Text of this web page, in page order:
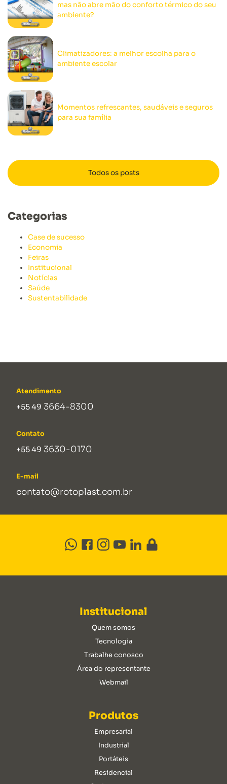
mas não abre mão do conforto térmico do seu
ambiente?
Climatizadores: a melhor escolha para o
ambiente escolar
Momentos refrescantes, saudáveis e seguros
para sua família
Todos os posts
Categorias
Case de sucesso
Economia
Feiras
Institucional
Notícias
Saúde
Sustentabilidade
Atendimento
+55 49 3664-8300
Contato
+55 49 3630-0170
E-mail
contato@rotoplast.com.br
Institucional
Quem somos
Tecnologia
Trabalhe conosco
Área do representante
Webmail
Produtos
Empresarial
Industrial
Portáteis
Residencial